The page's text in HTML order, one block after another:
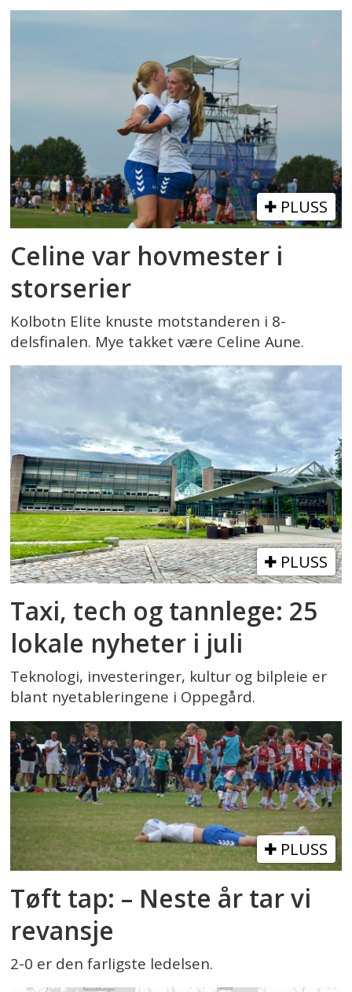
PLUSS
Celine var hovmester i
storserier
Kolbotn Elite knuste motstanderen i 8-
delsfinalen. Mye takket være Celine Aune.
PLUSS
Taxi, tech og tannlege: 25
lokale nyheter i juli
Teknologi, investeringer, kultur og bilpleie er
blant nyetableringene i Oppegård.
PLUSS
Tøft tap: – Neste år tar vi
revansje
2-0 er den farligste ledelsen.